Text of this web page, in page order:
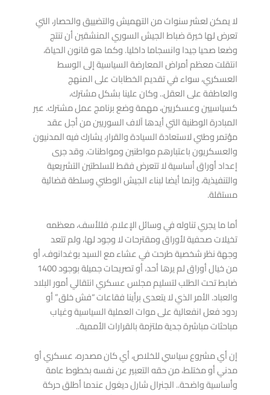
لا يمكن لعشر سنوات من التهميش والتضييق والحصار، التي
تعرض لها خيرة ضباط الجيش السوري المنشقين أن تنتج
وضعا صحيا جيدا وانسجاما داخليا. وكما هو قانون الحياة،
انتقلت معظم أمراض المعارضة السياسية إلى الوسط
العسكري، سواء في تقديم الخطابات على المنهج
والعاطفة على العقل.. وكان علينا بشكل مشترك،
كسياسيين وعسكريين، مهمة وضع برنامج عمل مشترك. عبر
المبادرة الوطنية التي أيدها آلاف السوريين من أجل عقد
مؤتمر وطني لاستعادة السيادة والقرار، يشارك فيه المدنيون
والعسكريون باعتبارهم مواطنين ومواطنات. وقد جرى
إعداد أوراق أساسية لا تتعرض فقط للسلطتين التشريعية
والتنفيذية، وإنما أيضا لبناء الجيش الوطني وسلطة قضائية
مستقلة.
أما ما يجري تناوله في وسائل الإعلام، فللأسف، معظمه
تخيلات صحفية لأوراق ومقترحات لا وجود لها، ولم تتعد
وجهة نظر شخصية طرحت في عشاء مع السيد بوغدانوف، أو
من خيال أوراق لم يرها أحد، أو تصريحات جميلة بوجود 1400
ضابط تحت الطلب لتسليم مجلس عسكري انتقالي أمور البلاد
والعباد. الأمر الذي لا يتعدى برأينا فقاعات “فش خلق” أو
ردود فعل انفعالية على موات العملية السياسية وغياب
مباحثات مباشرة جدية ملتزمة بالقرارات الأممية..
إن أي مشروع سياسي للخلاص، أي كان مصدره، عسكري أو
مدني أو مختلط، من حقه التعبير عن نفسه بخطوط عامة
وأساسية واضحة.. الجنرال شارل ديغول عندما أطلق حركة